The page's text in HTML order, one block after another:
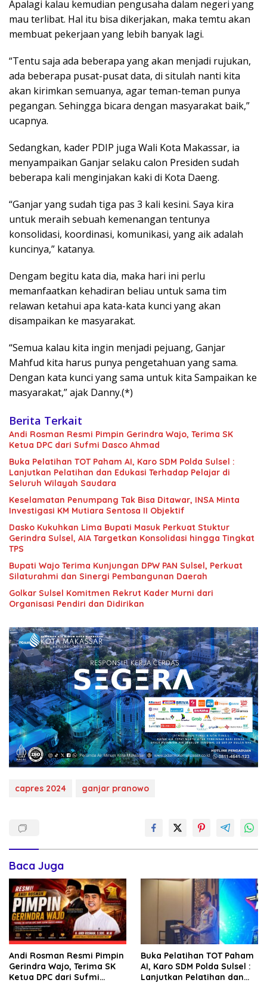
Apalagi kalau kemudian pengusaha dalam negeri yang
mau terlibat. Hal itu bisa dikerjakan, maka temtu akan
membuat pekerjaan yang lebih banyak lagi.
“Tentu saja ada beberapa yang akan menjadi rujukan,
ada beberapa pusat-pusat data, di situlah nanti kita
akan kirimkan semuanya, agar teman-teman punya
pegangan. Sehingga bicara dengan masyarakat baik,”
ucapnya.
Sedangkan, kader PDIP juga Wali Kota Makassar, ia
menyampaikan Ganjar selaku calon Presiden sudah
beberapa kali menginjakan kaki di Kota Daeng.
“Ganjar yang sudah tiga pas 3 kali kesini. Saya kira
untuk meraih sebuah kemenangan tentunya
konsolidasi, koordinasi, komunikasi, yang aik adalah
kuncinya,” katanya.
Dengam begitu kata dia, maka hari ini perlu
memanfaatkan kehadiran beliau untuk sama tim
relawan ketahui apa kata-kata kunci yang akan
disampaikan ke masyarakat.
“Semua kalau kita ingin menjadi pejuang, Ganjar
Mahfud kita harus punya pengetahuan yang sama.
Dengan kata kunci yang sama untuk kita Sampaikan ke
masyarakat,” ajak Danny.(*)
Berita Terkait
Andi Rosman Resmi Pimpin Gerindra Wajo, Terima SK
Ketua DPC dari Sufmi Dasco Ahmad
Buka Pelatihan TOT Paham AI, Karo SDM Polda Sulsel :
Lanjutkan Pelatihan dan Edukasi Terhadap Pelajar di
Seluruh Wilayah Saudara
Keselamatan Penumpang Tak Bisa Ditawar, INSA Minta
Investigasi KM Mutiara Sentosa II Objektif
Dasko Kukuhkan Lima Bupati Masuk Perkuat Stuktur
Gerindra Sulsel, AIA Targetkan Konsolidasi hingga Tingkat
TPS
Bupati Wajo Terima Kunjungan DPW PAN Sulsel, Perkuat
Silaturahmi dan Sinergi Pembangunan Daerah
Golkar Sulsel Komitmen Rekrut Kader Murni dari
Organisasi Pendiri dan Didirikan
capres 2024 ganjar pranowo
Baca Juga
Andi Rosman Resmi Pimpin
Gerindra Wajo, Terima SK
Ketua DPC dari Sufmi
Buka Pelatihan TOT Paham
AI, Karo SDM Polda Sulsel :
Lanjutkan Pelatihan dan